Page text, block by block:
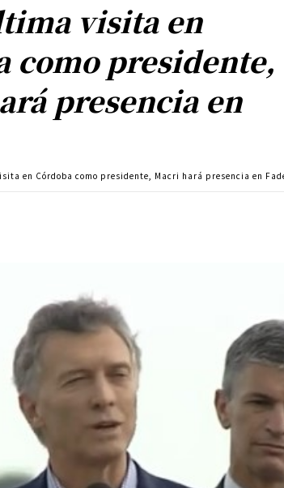
visita en
como presidente,
presencia en
en Córdoba como presidente, Macri hará presencia en